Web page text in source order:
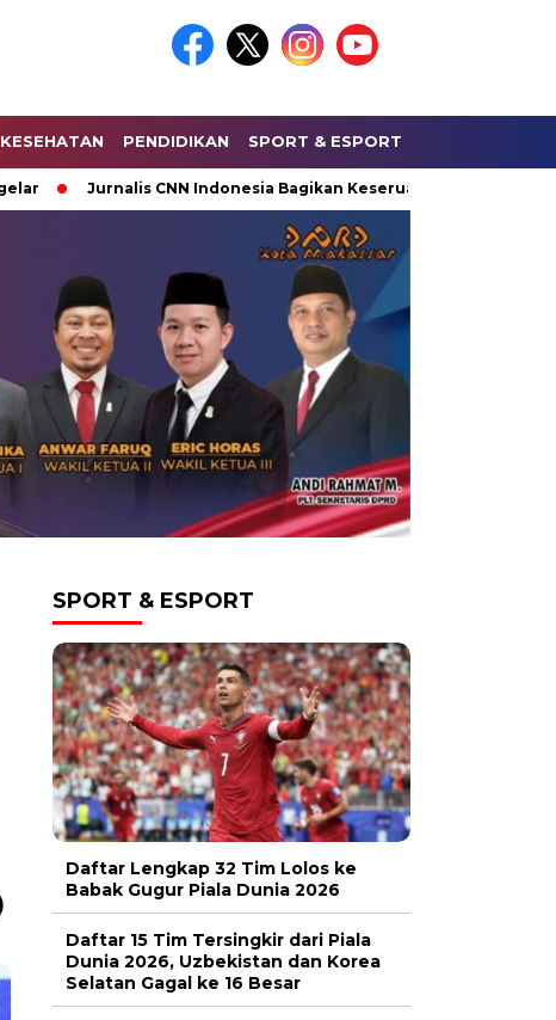
KESEHATAN PENDIDIKAN SPORT & ESPORT
Jurnalis CNN Indonesia Bagikan Keseruan Saat Liputan Lapangan
SPORT & ESPORT
Daftar Lengkap 32 Tim Lolos ke
Babak Gugur Piala Dunia 2026
Daftar 15 Tim Tersingkir dari Piala
Dunia 2026, Uzbekistan dan Korea
Selatan Gagal ke 16 Besar